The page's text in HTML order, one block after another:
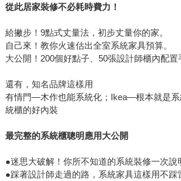
從此居家裝修不必耗時費力！
給撇步！9點式丈量法，初步丈量你的家。
自己來！教你火速估出全室系統家具預算。
大公開！200個好點子、50張設計師櫃內配置
還有，知名品牌這樣用
有情門—木作也能系統化；Ikea—根本就是系
統櫃的好內裝
最完整的系統櫃聰明應用大公開
●迷思大破解！你所不知道的系統裝修一次說
●踩著設計師走過的路，系統家具這樣用不踩